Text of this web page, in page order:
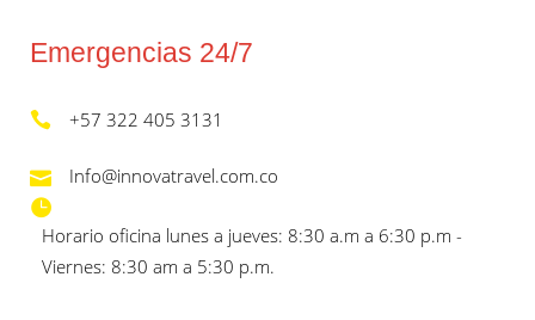
Emergencias 24/7
+57 322 405 3131
Info@innovatravel.com.co
Horario oficina lunes a jueves: 8:30 a.m a 6:30 p.m -
Viernes: 8:30 am a 5:30 p.m.